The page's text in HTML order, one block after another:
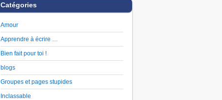
Catégories
Amour
Apprendre à écrire …
Bien fait pour toi !
blogs
Groupes et pages stupides
Inclassable